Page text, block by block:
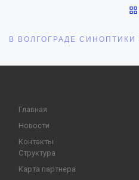
Главная
Новости
Контакты
Структура
Карта партнера